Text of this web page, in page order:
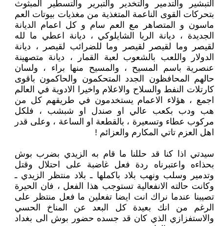
التبشير والتدمير والتخدير والتبرير والتسطير المبثوث
بتحركات القوى الناعمة المتغذية من مغذيات بيوتات العم
ماسون و المتصاهر مع العم سام و كل اعمام الديانة
الجديدة ، ديانة الربا الشايلوكي ، ديانة اعطي ما لله
لقيصر وما لقيصر لقيصر وما للضرائب لقيصر ، ديانة
الدولار واللعب بالشعوب لعبة القمار ، ديانة متصهينة
عنصرية باسم المسيح ، والمسيح منها براء ، ولسان
حالهم المحافظون الجدد المتحكمون والحاكمون باقوى
كارتلات النفط والسلاح والاعلام واخيرا الادوية في العالم
اجمع ، هؤلاء الاعمام يستخدمون في طريقهم كل من
هب ودب بكعب عالي او صندل او شبشب ، فلكل
مركوب عطاء وتسعيرة ، بالقطعة او الساعة ، وعلى قدر
اهل العزم تاتي المكارم والعزائم !
سيدتي اذا كنا قد حللنا ما قام به الزيدي بضرب بوش
بحذاءه واعتبرناه ردة فعل غاضبة على احتلال وقتل
وتدمير وسلب ونهب بلاد باكملها ـ بلاد منتظر الزيدي ـ
وكانت حالته الانفعالية تستوجب هذا الفعل ، فان الحيرة
تصيبنا عندما نراك انت ايضا تفعلين ما فعل منتظر على
الرغم من انك بعيدة كل البعد عن المناخ الحسي
والاستفزازي الذي كان قد جسده حضور بوش الى بغداد